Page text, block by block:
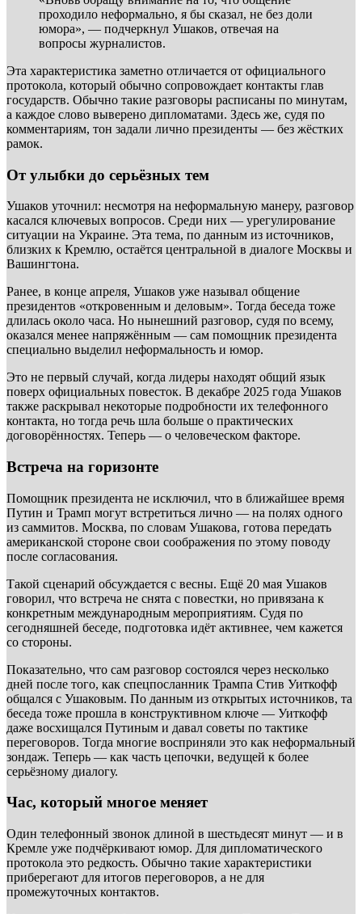
проходило неформально, я бы сказал, не без доли
юмора», — подчеркнул Ушаков, отвечая на
вопросы журналистов.
Эта характеристика заметно отличается от официального
протокола, который обычно сопровождает контакты глав
государств. Обычно такие разговоры расписаны по минутам,
а каждое слово выверено дипломатами. Здесь же, судя по
комментариям, тон задали лично президенты — без жёстких
рамок.
От улыбки до серьёзных тем
Ушаков уточнил: несмотря на неформальную манеру, разговор
касался ключевых вопросов. Среди них — урегулирование
ситуации на Украине. Эта тема, по данным из источников,
близких к Кремлю, остаётся центральной в диалоге Москвы и
Вашингтона.
Ранее, в конце апреля, Ушаков уже называл общение
президентов «откровенным и деловым». Тогда беседа тоже
длилась около часа. Но нынешний разговор, судя по всему,
оказался менее напряжённым — сам помощник президента
специально выделил неформальность и юмор.
Это не первый случай, когда лидеры находят общий язык
поверх официальных повесток. В декабре 2025 года Ушаков
также раскрывал некоторые подробности их телефонного
контакта, но тогда речь шла больше о практических
договорённостях. Теперь — о человеческом факторе.
Встреча на горизонте
Помощник президента не исключил, что в ближайшее время
Путин и Трамп могут встретиться лично — на полях одного
из саммитов. Москва, по словам Ушакова, готова передать
американской стороне свои соображения по этому поводу
после согласования.
Такой сценарий обсуждается с весны. Ещё 20 мая Ушаков
говорил, что встреча не снята с повестки, но привязана к
конкретным международным мероприятиям. Судя по
сегодняшней беседе, подготовка идёт активнее, чем кажется
со стороны.
Показательно, что сам разговор состоялся через несколько
дней после того, как спецпосланник Трампа Стив Уиткофф
общался с Ушаковым. По данным из открытых источников, та
беседа тоже прошла в конструктивном ключе — Уиткофф
даже восхищался Путиным и давал советы по тактике
переговоров. Тогда многие восприняли это как неформальный
зондаж. Теперь — как часть цепочки, ведущей к более
серьёзному диалогу.
Час, который многое меняет
Один телефонный звонок длиной в шестьдесят минут — и в
Кремле уже подчёркивают юмор. Для дипломатического
протокола это редкость. Обычно такие характеристики
приберегают для итогов переговоров, а не для
промежуточных контактов.